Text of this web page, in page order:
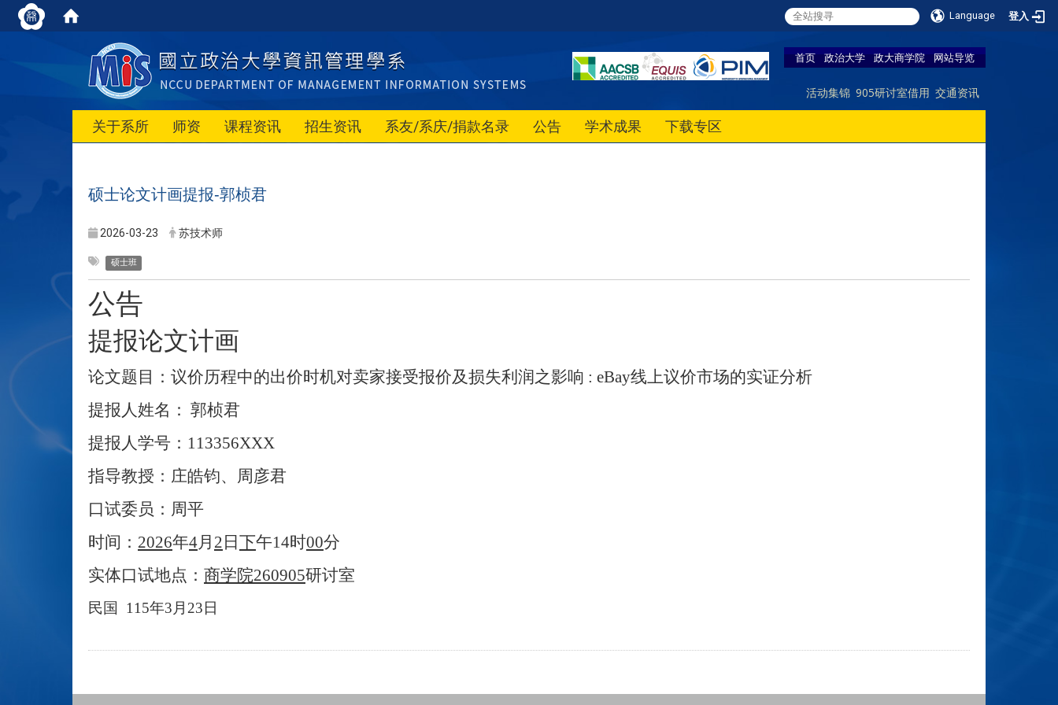
Language 登入
首页 政治大学 政大商学院 网站导览
活动集锦 905研讨室借用 交通资讯
关于系所 师资 课程资讯 招生资讯 系友/系庆/捐款名录 公告 学术成果 下载专区
硕士论文计画提报-郭桢君
2026-03-23 苏技术师
硕士班
公告
提报论文计画
论文题目：议价历程中的出价时机对卖家接受报价及损失利润之影响 : eBay线上议价市场的实证分析
提报人姓名： 郭桢君
提报人学号： 113356XXX
指导教授：庄皓钧、周彦君
口试委员：周平
时间： 2026年4月 2 日 下午14时00分
实体口试地点： 商学院260905研讨室
民国 115年3 月 23日